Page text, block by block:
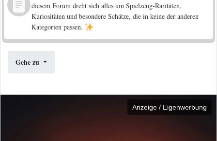
diesem Forum dreht sich alles um Spielzeug-Raritäten,
Kuriositäten und besondere Schätze, die in keine der anderen
Kategorien passen.
Gehe zu
Anzeige / Eigenwerbung